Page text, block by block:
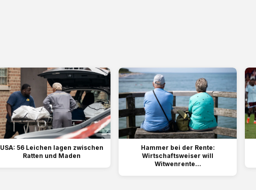
USA: 56 Leichen lagen zwischen
Ratten und Maden
Hammer bei der Rente:
Wirtschaftsweiser will
Witwenrente...